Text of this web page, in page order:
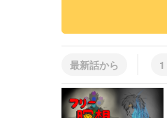
最新話から